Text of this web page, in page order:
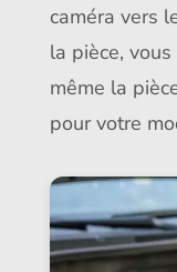
caméra vers
la pièce,
même la
pour votre